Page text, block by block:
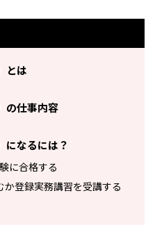
とは
の仕事内容
になるには？
に合格する
登録実務講習を受講する